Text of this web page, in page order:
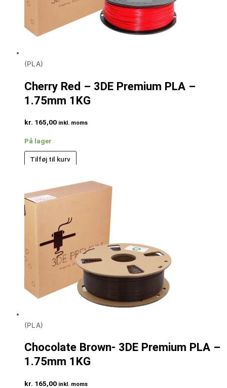
(PLA)
Cherry Red – 3DE Premium PLA –
1.75mm 1KG
kr. 165,00 inkl. moms
På lager
Tilføj til kurv
(PLA)
Chocolate Brown- 3DE Premium PLA –
1.75mm 1KG
kr. 165,00 inkl. moms